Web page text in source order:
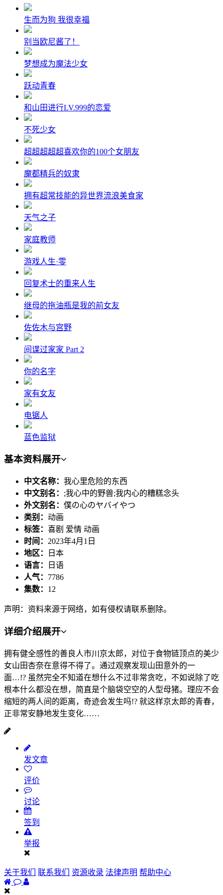
生而为狗 我很幸福
别当欧尼酱了！
梦想成为魔法少女
跃动青春
和山田进行LV.999的恋爱
不死少女
超超超超超喜欢你的100个女朋友
魔都精兵的奴隶
拥有超常技能的异世界流浪美食家
天气之子
家庭教师
游戏人生·零
回复术士的重来人生
继母的拖油瓶是我的前女友
佐佐木与宫野
间谍过家家 Part 2
你的名字
家有女友
电锯人
蓝色监狱
基本资料展开
中文名称： 我心里危险的东西
中文别名： ;我心中的野兽;我内心的糟糕念头
外文别名： 僕の心のヤバイやつ
类别： 动画
标签： 喜剧 爱情 动画
时间： 2023年4月1日
地区：
日本
语言：
日语
人气： 7786
集数： 12
声明：资料来源于网络，如有侵权请联系删除。
详细介绍展开
拥有健全感性的善良人市川京太郎，对位于食物链顶点的美少
女山田杏奈在意得不得了。通过观察发现山田意外的一
面…!? 虽然完全不知道在想什么不过非常贪吃，不如说除了吃
根本什么都没在想，简直是个脑袋空空的人型母猪。理应不会
缩短的两人间的距离，奇迹会发生吗!? 就这样京太郎的青春，
正非常安静地发生变化……
发文章
评价
讨论
签到
举报
关于我们 联系我们 资源收录 法律声明 帮助中心